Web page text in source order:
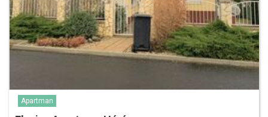
Apartman